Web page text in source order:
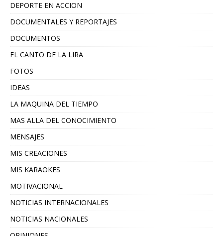
DEPORTE EN ACCION
DOCUMENTALES Y REPORTAJES
DOCUMENTOS
EL CANTO DE LA LIRA
FOTOS
IDEAS
LA MAQUINA DEL TIEMPO
MAS ALLA DEL CONOCIMIENTO
MENSAJES
MIS CREACIONES
MIS KARAOKES
MOTIVACIONAL
NOTICIAS INTERNACIONALES
NOTICIAS NACIONALES